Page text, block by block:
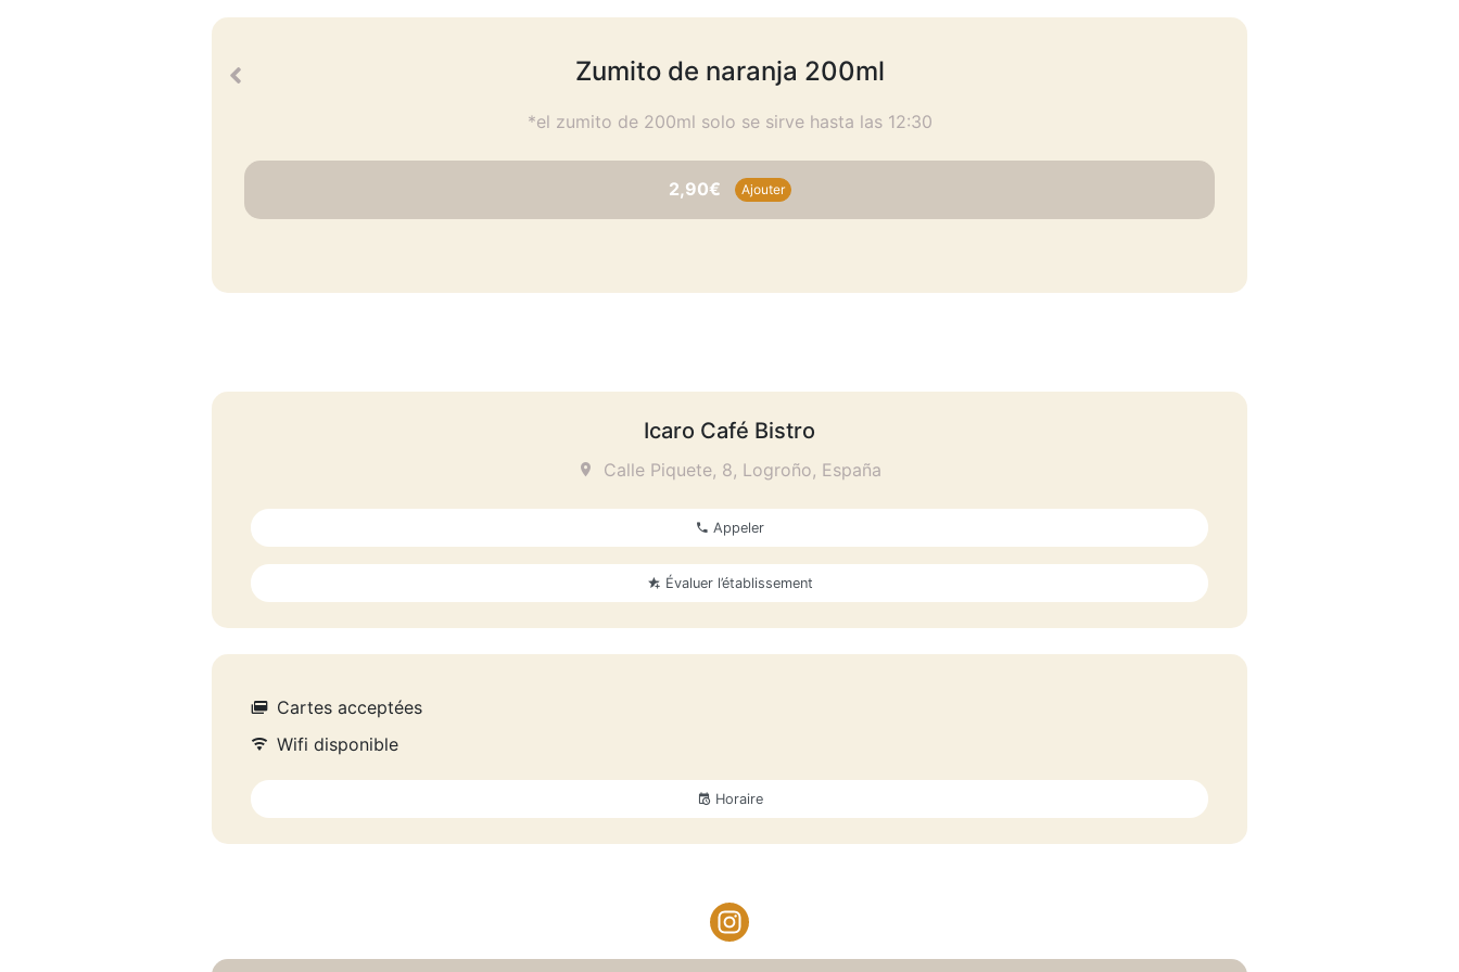
Zumito de naranja 200ml
*el zumito de 200ml solo se sirve hasta las 12:30
2,90€ Ajouter
Icaro Café Bistro
Calle Piquete, 8, Logroño, España
Appeler
Évaluer l’établissement
Cartes acceptées
Wifi disponible
Horaire